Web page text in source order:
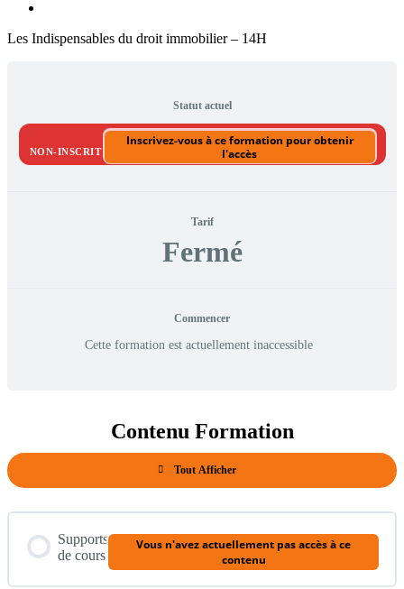
Les Indispensables du droit immobilier – 14H
Statut actuel
NON-INSCRIT
Inscrivez-vous à ce formation pour obtenir
l'accès
Tarif
Fermé
Commencer
Cette formation est actuellement inaccessible
Contenu Formation
Tout Afficher
Modules
Supports
de cours
Vous n'avez actuellement pas accès à ce
contenu